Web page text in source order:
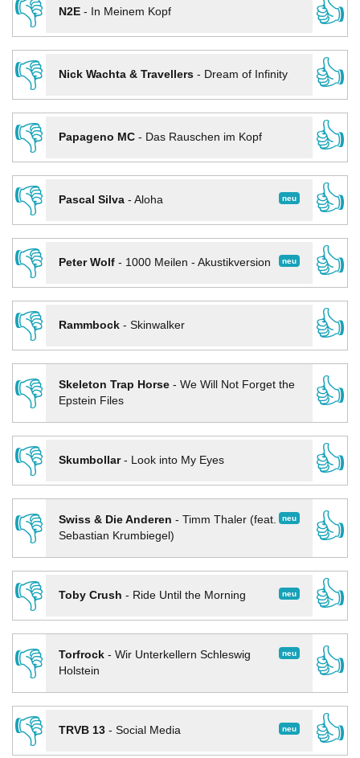
👎
N2E- In Meinem Kopf
👍
👎
Nick Wachta & Travellers- Dream of Infinity
👍
👎
Papageno MC- Das Rauschen im Kopf
👍
👎
neu
Pascal Silva- Aloha
👍
👎
neu
Peter Wolf- 1000 Meilen - Akustikversion
👍
👎
Rammbock- Skinwalker
👍
👎
Skeleton Trap Horse- We Will Not Forget the
Epstein Files
👍
👎
Skumbollar- Look into My Eyes
👍
👎
neu
Swiss & Die Anderen - Timm Thaler (feat.
Sebastian Krumbiegel)
👍
👎
neu
Toby Crush - Ride Until the Morning
👍
👎
neu
Torfrock- Wir Unterkellern Schleswig
Holstein
👍
👎
neu
TRVB 13- Social Media
👍